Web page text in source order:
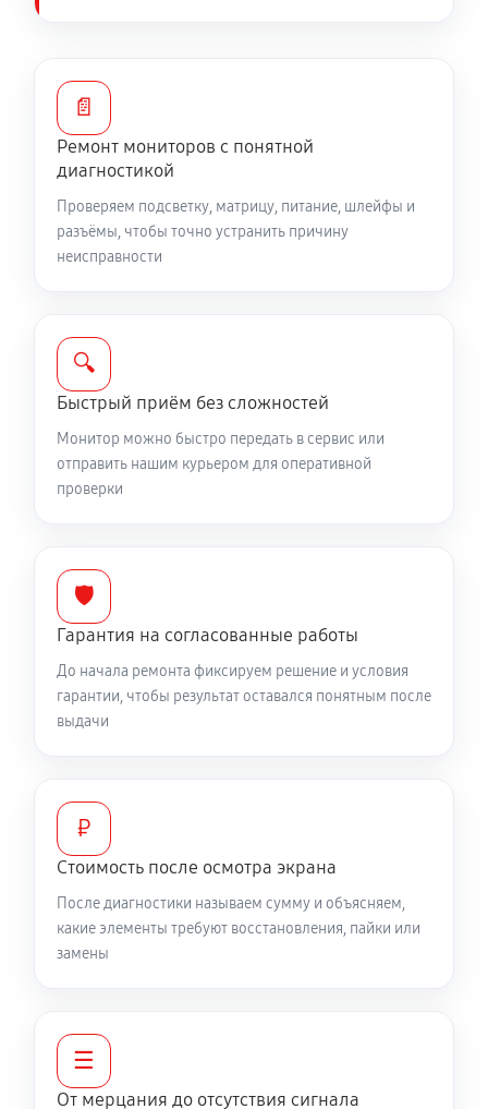
📄
Ремонт мониторов с понятной
диагностикой
Проверяем подсветку, матрицу, питание, шлейфы и
разъёмы, чтобы точно устранить причину
неисправности
🔍
Быстрый приём без сложностей
Монитор можно быстро передать в сервис или
отправить нашим курьером для оперативной
проверки
🛡️
Гарантия на согласованные работы
До начала ремонта фиксируем решение и условия
гарантии, чтобы результат оставался понятным после
выдачи
₽
Стоимость после осмотра экрана
После диагностики называем сумму и объясняем,
какие элементы требуют восстановления, пайки или
замены
☰
От мерцания до отсутствия сигнала